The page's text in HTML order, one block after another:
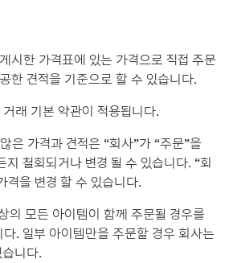
시한 가격표에 있는 가격으로 직접 주문
한 견적을 기준으로 할 수 있습니다.
래 기본 약관이 적용됩니다.
은 가격과 견적은 “회사”가 “주문”을
철회되거나 변경 될 수 있습니다. “회
격을 변경 할 수 있습니다.
의 모든 아이템이 함께 주문될 경우를
. 일부 아이템만을 주문할 경우 회사는
니다.